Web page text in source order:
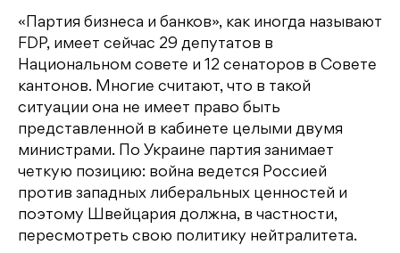
«Партия бизнеса и банков», как иногда называют
FDP, имеет сейчас 29 депутатов в
Национальном совете и 12 сенаторов в Совете
кантонов. Многие считают, что в такой
ситуации она не имеет право быть
представленной в кабинете целыми двумя
министрами. По Украине партия занимает
четкую позицию: война ведется Россией
против западных либеральных ценностей и
поэтому Швейцария должна, в частности,
пересмотреть свою политику нейтралитета.